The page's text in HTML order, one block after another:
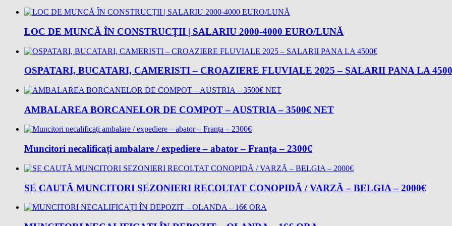
LOC DE MUNCĂ ÎN CONSTRUCŢII | SALARIU 2000-4000 EURO/LUNĂ
OSPATARI, BUCATARI, CAMERISTI – CROAZIERE FLUVIALE 2025 – SALARII PANA LA
AMBALAREA BORCANELOR DE COMPOT – AUSTRIA – 3500€ NET
Muncitori necalificați ambalare / expediere – abator – Franța – 2300€
SE CAUTĂ MUNCITORI SEZONIERI RECOLTAT CONOPIDĂ / VARZĂ – BELGIA – 2000€